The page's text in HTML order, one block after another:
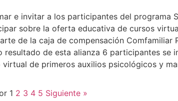
e invitar a los participantes del programa
sobre la oferta educativa de cursos
de la caja de compensación Comfamiliar
resultado de esta alianza 6 participantes se
virtual de primeros auxilios psicológicos y
1 2 3 4 5 Siguiente »